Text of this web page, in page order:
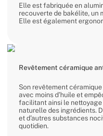
Elle est fabriquée en
recouverte de bakélite, un
Elle est également
Revêtement céramique
Son revêtement
avec moins d’huile et
facilitant ainsi le
naturelle des ingrédients.
et d’autres substances
quotidien.